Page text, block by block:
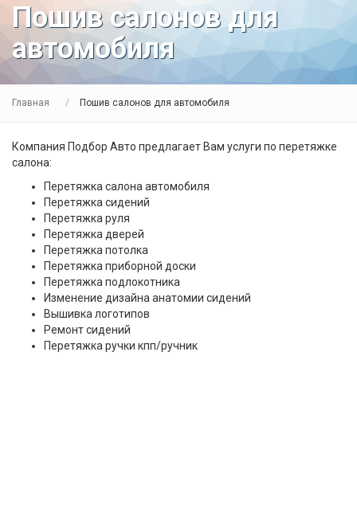
Пошив салонов для
автомобиля
Главная Пошив салонов для автомобиля
Компания Подбор Авто предлагает Вам услуги по перетяжке
салона:
Перетяжка салона автомобиля
Перетяжка сидений
Перетяжка руля
Перетяжка дверей
Перетяжка потолка
Перетяжка приборной доски
Перетяжка подлокотника
Изменение дизайна анатомии сидений
Вышивка логотипов
Ремонт сидений
Перетяжка ручки кпп/ручник